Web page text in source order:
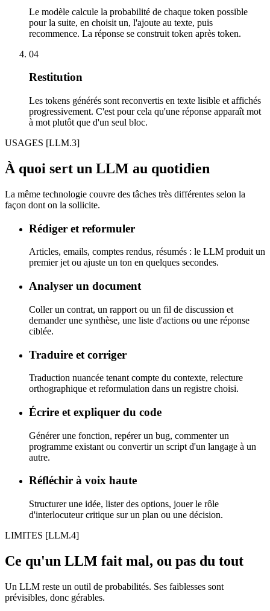
Le modèle calcule la probabilité de chaque token possible
pour la suite, en choisit un, l'ajoute au texte, puis
recommence. La réponse se construit token après token.
04
Restitution
Les tokens générés sont reconvertis en texte lisible et affichés
progressivement. C'est pour cela qu'une réponse apparaît mot
à mot plutôt que d'un seul bloc.
USAGES [LLM.3]
À quoi sert un LLM au quotidien
La même technologie couvre des tâches très différentes selon la
façon dont on la sollicite.
Rédiger et reformuler
Articles, emails, comptes rendus, résumés : le LLM produit un
premier jet ou ajuste un ton en quelques secondes.
Analyser un document
Coller un contrat, un rapport ou un fil de discussion et
demander une synthèse, une liste d'actions ou une réponse
ciblée.
Traduire et corriger
Traduction nuancée tenant compte du contexte, relecture
orthographique et reformulation dans un registre choisi.
Écrire et expliquer du code
Générer une fonction, repérer un bug, commenter un
programme existant ou convertir un script d'un langage à un
autre.
Réfléchir à voix haute
Structurer une idée, lister des options, jouer le rôle
d'interlocuteur critique sur un plan ou une décision.
LIMITES [LLM.4]
Ce qu'un LLM fait mal, ou pas du tout
Un LLM reste un outil de probabilités. Ses faiblesses sont
prévisibles, donc gérables.